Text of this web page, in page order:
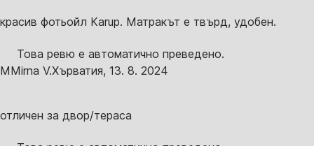
красив фотьойл Karup. Матракът е твърд, удобен.
Това ревю е автоматично преведено.
MMirna V.Хърватия, 13. 8. 2024
отличен за двор/тераса